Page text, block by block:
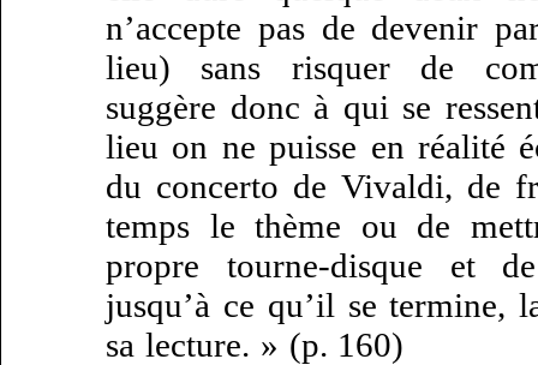
n’accepte pas de devenir
lieu) sans risquer de
suggère donc à qui se
lieu on ne puisse en réalité
du concerto de Vivaldi, de
temps le thème ou de
propre tourne-disque et
jusqu’à ce qu’il se termine,
sa lecture. » (p. 160)